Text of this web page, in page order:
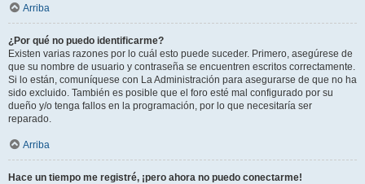
Arriba
¿Por qué no puedo identificarme?
Existen varias razones por lo cuál esto puede suceder. Primero, asegúrese de
que su nombre de usuario y contraseña se encuentren escritos correctamente.
Si lo están, comuníquese con La Administración para asegurarse de que no ha
sido excluido. También es posible que el foro esté mal configurado por su
dueño y/o tenga fallos en la programación, por lo que necesitaría ser
reparado.
Arriba
Hace un tiempo me registré, ¡pero ahora no puedo conectarme!